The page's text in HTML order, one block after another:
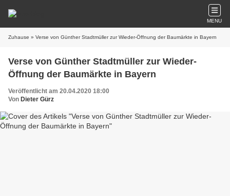
MENU
Zuhause » Verse von Günther Stadtmüller zur Wieder-Öffnung der Baumärkte in Bayern
Verse von Günther Stadtmüller zur Wieder-
Öffnung der Baumärkte in Bayern
Veröffentlicht am 20.04.2020 18:00
Von Dieter Gürz